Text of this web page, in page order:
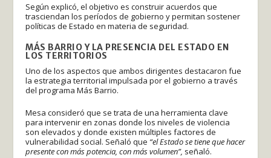
Según explicó, el objetivo es construir acuerdos que
trasciendan los períodos de gobierno y permitan sostener
políticas de Estado en materia de seguridad.
MÁS BARRIO Y LA PRESENCIA DEL ESTADO EN
LOS TERRITORIOS
Uno de los aspectos que ambos dirigentes destacaron fue
la estrategia territorial impulsada por el gobierno a través
del programa Más Barrio.
Mesa consideró que se trata de una herramienta clave
para intervenir en zonas donde los niveles de violencia
son elevados y donde existen múltiples factores de
vulnerabilidad social. Señaló que “el Estado se tiene que hacer
presente con más potencia, con más volumen”, señaló.